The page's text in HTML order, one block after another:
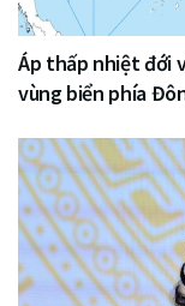
Áp thấp nhiệt đới
vùng biển phía